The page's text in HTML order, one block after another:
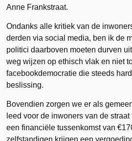
Anne Frankstraat.
Ondanks alle kritiek van de
derden via social media, ben ik de
politici daarboven moeten durven
weg wijzen op ethisch vlak en niet
facebookdemocratie die steeds
beslissing.
Bovendien zorgen we er als
leed voor de inwoners van de
een financiële tussenkomst van
zelfstandigen krijgen een